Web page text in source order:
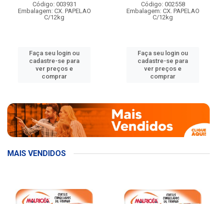
Código: 003931
Embalagem: CX. PAPELAO
C/12kg
Faça seu login ou
cadastre-se para
ver preços e
comprar
Código: 002558
Embalagem: CX. PAPELAO
C/12kg
Faça seu login ou
cadastre-se para
ver preços e
comprar
MAIS VENDIDOS